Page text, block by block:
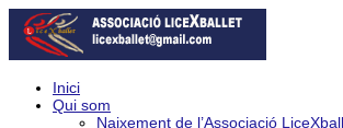
Inici
Qui som
Naixement de l’Associació